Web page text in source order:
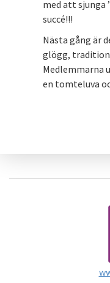
med att sjunga
succé!!!
Nästa gång är
glögg,
Medlemmarna
en tomteluva